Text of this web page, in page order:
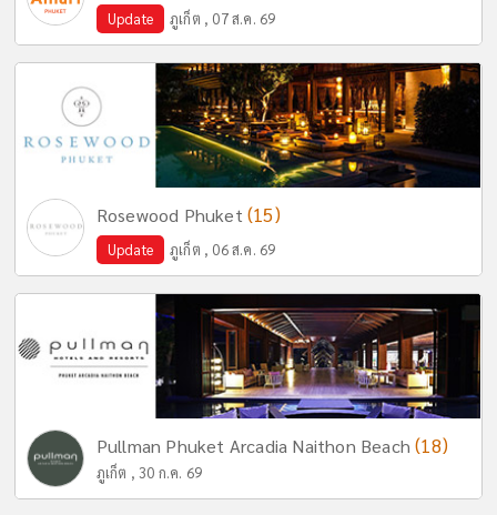
Update ภูเก็ต , 07 ส.ค. 69
Rosewood Phuket (15)
Update ภูเก็ต , 06 ส.ค. 69
Pullman Phuket Arcadia Naithon Beach(18)
ภูเก็ต , 30 ก.ค. 69